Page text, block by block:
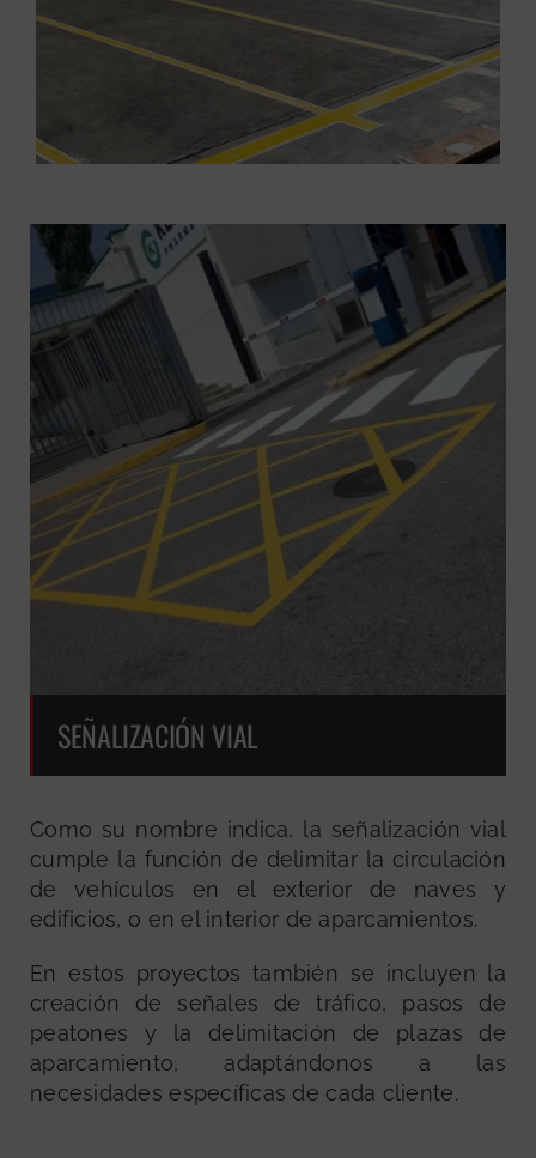
SEÑALIZACIÓN VIAL
Como su nombre indica, la señalización vial
cumple la función de delimitar la circulación
de vehículos en el exterior de naves y
edificios, o en el interior de aparcamientos.
En estos proyectos también se incluyen la
creación de señales de tráfico, pasos de
peatones y la delimitación de plazas de
aparcamiento, adaptándonos a las
necesidades específicas de cada cliente.